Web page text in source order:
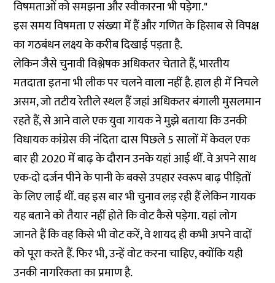
विषमताओं को समझना और स्वीकारना भी पड़ेगा."
इस समय विषमता ए संख्या में हैं और गणित के हिसाब से विपक्ष
का गठबंधन लक्ष्य के करीब दिखाई पड़ता है.
लेकिन जैसे चुनावी विश्लेषक अधिकतर चेताते हैं, भारतीय
मतदाता इतना भी लीक पर चलने वाला नहीं है. हाल ही में निचले
असम, जो तटीय रेतीले स्थल हैं जहां अधिकतर बंगाली मुसलमान
रहते हैं, से आने वाले एक युवा गायक ने मुझे बताया कि उनकी
विधायक कांग्रेस की नंदिता दास पिछले 5 सालों में केवल एक
बार ही 2020 में बाढ़ के दौरान उनके यहां आई थीं. वे अपने साथ
एक-दो दर्जन पीने के पानी के बक्से उपहार स्वरूप बाढ़ पीड़ितों
के लिए लाईं थीं. वह इस बार भी चुनाव लड़ रही हैं लेकिन गायक
यह बताने को तैयार नहीं होते कि वोट कैसे पड़ेगा. यहां लोग
जानते हैं कि वह किसे भी वोट करें, वे शायद ही कभी अपने वादों
को पूरा करते हैं. फिर भी, उन्हें वोट करना चाहिए, क्योंकि यही
उनकी नागरिकता का प्रमाण है.